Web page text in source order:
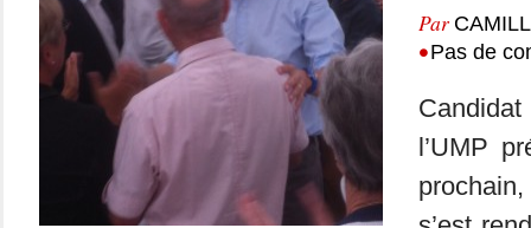
Par
•Pas de
l’UMP